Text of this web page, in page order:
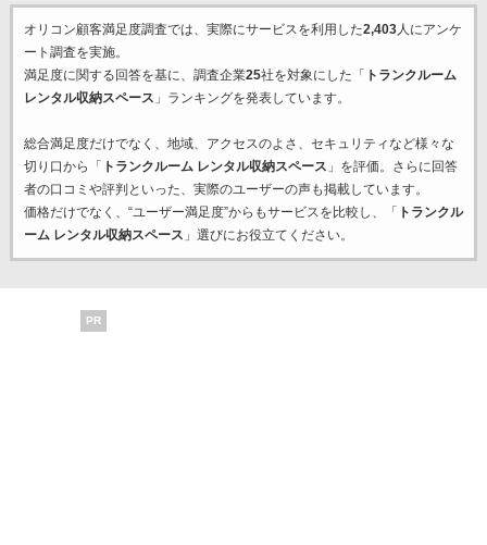
オリコン顧客満足度調査では、実際にサービスを利用した2,403人にアンケ
ート調査を実施。
満足度に関する回答を基に、調査企業25社を対象にした「
トランクルーム
レンタル収納スペース 」ランキングを発表しています。
総合満足度だけでなく、地域、アクセスのよさ、セキュリティなど様々な
切り口から「
トランクルーム レンタル収納スペース 」を評価。さらに回答
者の口コミや評判といった、実際のユーザーの声も掲載しています。
価格だけでなく、“ユーザー満足度”からもサービスを比較し、「
トランクル
ーム レンタル収納スペース 」選びにお役立てください。
PR